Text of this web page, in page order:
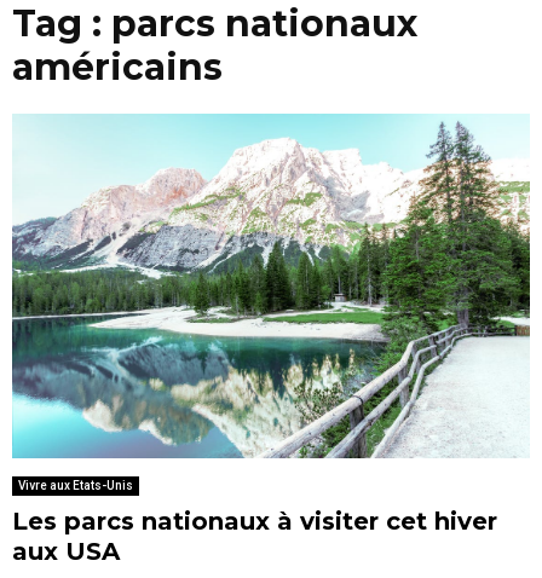
Tag : parcs nationaux
américains
Vivre aux Etats-Unis
Les parcs nationaux à visiter cet hiver
aux USA